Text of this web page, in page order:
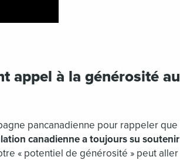
appel à la générosité au
pancanadienne pour rappeler que
canadienne a toujours su soutenir
« potentiel de générosité » peut aller